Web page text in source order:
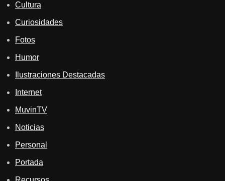
Cultura
Curiosidades
Fotos
Humor
Ilustraciones Destacadas
Internet
MuvinTV
Noticias
Personal
Portada